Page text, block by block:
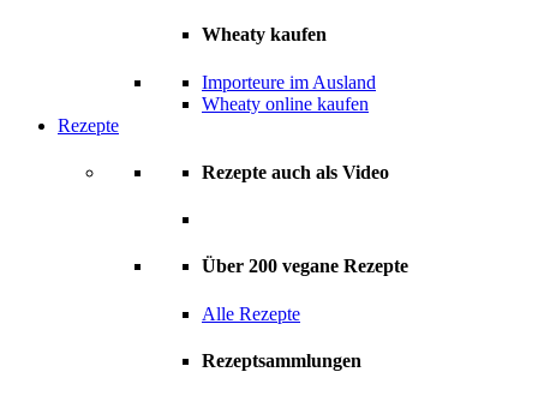
Wheaty kaufen
Importeure im Ausland
Wheaty online kaufen
Rezepte
Rezepte auch als Video
Über 200 vegane Rezepte
Alle Rezepte
Rezeptsammlungen